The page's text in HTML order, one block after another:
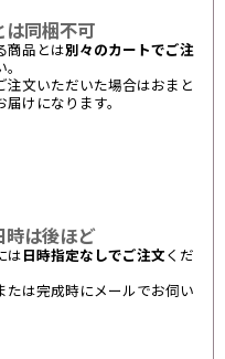
は同梱不可
商品とは別々のカートでご注
文いただいた場合はおまと
届けになります。
時は後ほど
は 日時指定なしでご注文 くだ
は完成時にメールでお伺い